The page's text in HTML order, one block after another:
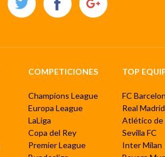
COMPETICIONES
Champions League
Europa League
LaLiga
Copa del Rey
Premier League
TOP
FC
Real Madrid
Atlético de
Sevilla FC
Inter Milan